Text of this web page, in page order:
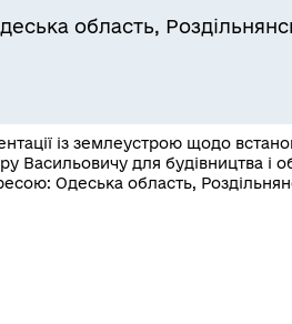
область,
із землеустрою щодо
Васильовичу для будівництва і
Одеська область,